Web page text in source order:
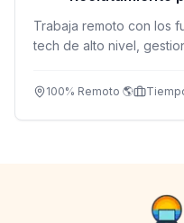
Trabaja remoto con los
tech de alto nivel,
100% Remoto 🌎